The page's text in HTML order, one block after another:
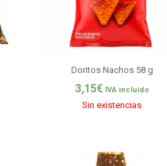
Doritos Nachos 58 g
3,15€ IVA incluido
Sin existencias